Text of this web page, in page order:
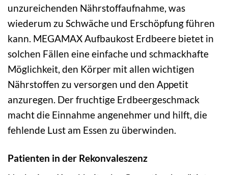
unzureichenden Nährstoffaufnahme, was
wiederum zu Schwäche und Erschöpfung führen
kann. MEGAMAX Aufbaukost Erdbeere bietet in
solchen Fällen eine einfache und schmackhafte
Möglichkeit, den Körper mit allen wichtigen
Nährstoffen zu versorgen und den Appetit
anzuregen. Der fruchtige Erdbeergeschmack
macht die Einnahme angenehmer und hilft, die
fehlende Lust am Essen zu überwinden.
Patienten in der Rekonvaleszenz